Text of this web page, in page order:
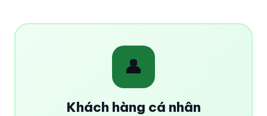
👤
Khách hàng cá nhân